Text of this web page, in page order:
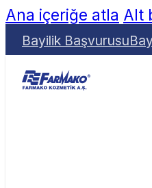
Ana içeriğe atla Alt
Bayilik Başvurusu